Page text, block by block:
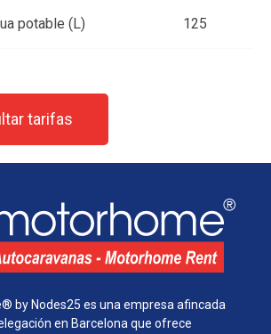
potable (L) 125
tarifas
by Nodes25 es una empresa afincada
en Barcelona que ofrece